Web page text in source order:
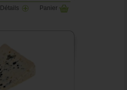
Détails Panier